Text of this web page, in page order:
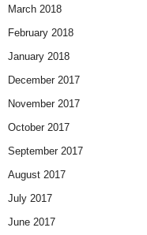
March 2018
February 2018
January 2018
December 2017
November 2017
October 2017
September 2017
August 2017
July 2017
June 2017